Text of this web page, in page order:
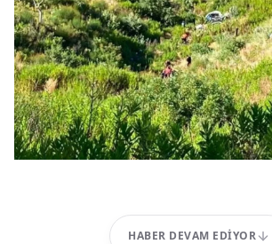
HABER DEVAM EDIYOR